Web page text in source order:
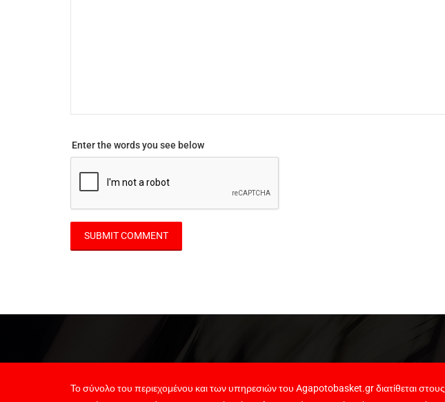
Enter the words you see below
Το σύνολο του περιεχομένου και των υπηρεσιών του Agapotobasket.gr διατίθεται στους